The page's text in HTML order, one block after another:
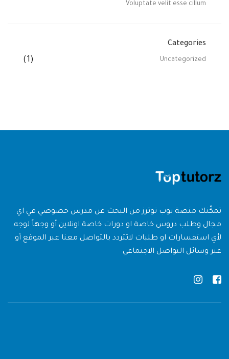
Voluptate velit esse cillum
Categories
Uncategorized
(1)
تمكّنك منصة توب توترز من البحث عن مدرس خصوصي في اي
مجال وطلب دروس خاصة او دورات خاصة اونلاين أو وجهاً لوجه.
لأي استفسارات او طلبات لاتتردد بالتواصل معنا عبر الموقع أو
عبر وسائل التواصل الاجتماعي